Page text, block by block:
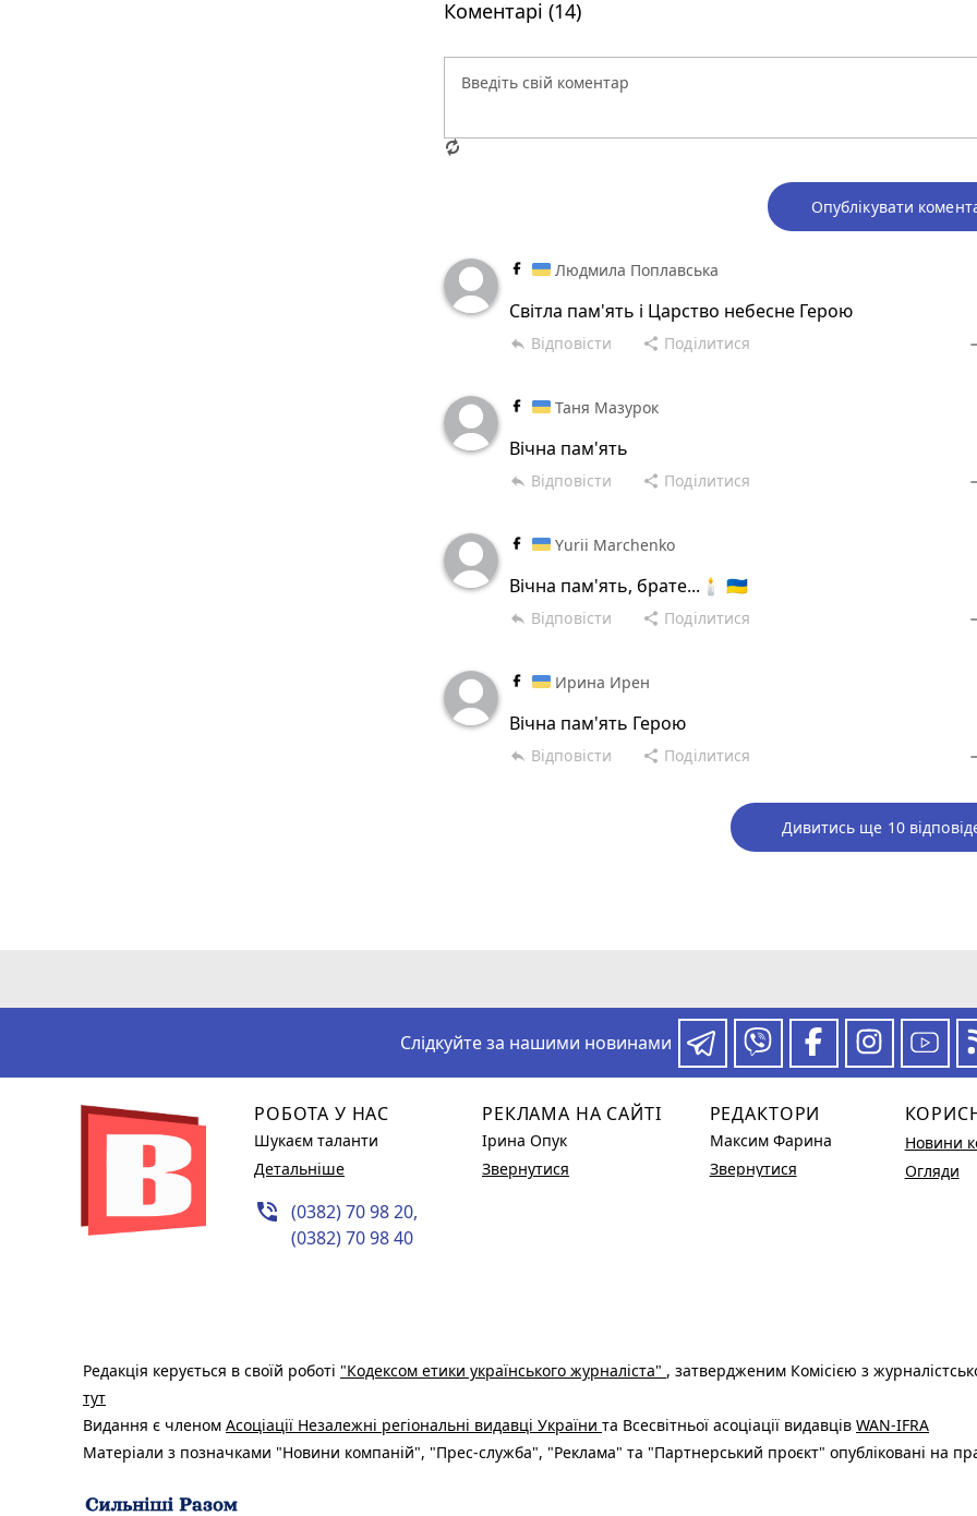
Коментарі (14)
Опублікувати
Людмила Поплавська
Світла пам'ять і Царство небесне Герою
reply Відповісти share Поділитися
Таня Мазурок
Вічна пам'ять
reply Відповісти share Поділитися
Yurii Marchenko
Вічна пам'ять, брате...🕯️ 🇺🇦
reply Відповісти share Поділитися
Ирина Ирен
Вічна пам'ять Герою
reply Відповісти share Поділитися
Дивитись ще 10
Слідкуйте за нашими новинами
РОБОТА У НАС
Шукаєм таланти
Детальніше
phone_in_talk (0382) 70 98 20,
(0382) 70 98 40
РЕКЛАМА НА САЙТІ
Ірина Опук
Звернутися
РЕДАКТОРИ
Максим Фарина
Звернутися
Новини
Огляди
Редакція керується в своїй роботі "Кодексом етики українського журналіста" , затвердженим Комісією з
тут
Видання є членом Асоціації Незалежні регіональні видавці України та Всесвітньої асоціації видавців WAN-IFRA
Матеріали з позначками "Новини компаній", "Прес-служба", "Реклама" та "Партнерський проєкт" опубліковані на